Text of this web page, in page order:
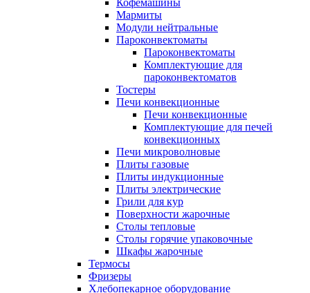
Кофемашины
Мармиты
Модули нейтральные
Пароконвектоматы
Пароконвектоматы
Комплектующие для
пароконвектоматов
Тостеры
Печи конвекционные
Печи конвекционные
Комплектующие для печей
конвекционных
Печи микроволновые
Плиты газовые
Плиты индукционные
Плиты электрические
Грили для кур
Поверхности жарочные
Столы тепловые
Столы горячие упаковочные
Шкафы жарочные
Термосы
Фризеры
Хлебопекарное оборудование